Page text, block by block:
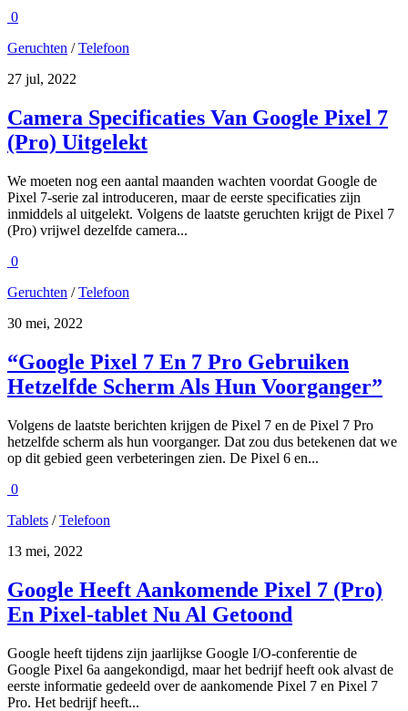
0
Geruchten /Telefoon
27 jul, 2022
Camera Specificaties Van Google Pixel 7
(Pro) Uitgelekt
We moeten nog een aantal maanden wachten voordat Google de
Pixel 7-serie zal introduceren, maar de eerste specificaties zijn
inmiddels al uitgelekt. Volgens de laatste geruchten krijgt de Pixel 7
(Pro) vrijwel dezelfde camera...
0
Geruchten /Telefoon
30 mei, 2022
“Google Pixel 7 En 7 Pro Gebruiken
Hetzelfde Scherm Als Hun Voorganger”
Volgens de laatste berichten krijgen de Pixel 7 en de Pixel 7 Pro
hetzelfde scherm als hun voorganger. Dat zou dus betekenen dat we
op dit gebied geen verbeteringen zien. De Pixel 6 en...
0
Tablets /Telefoon
13 mei, 2022
Google Heeft Aankomende Pixel 7 (Pro)
En Pixel-tablet Nu Al Getoond
Google heeft tijdens zijn jaarlijkse Google I/O-conferentie de
Google Pixel 6a aangekondigd, maar het bedrijf heeft ook alvast de
eerste informatie gedeeld over de aankomende Pixel 7 en Pixel 7
Pro. Het bedrijf heeft...